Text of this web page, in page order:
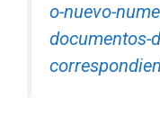
o-nuevo-
documentos-